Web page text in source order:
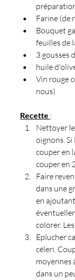
Farine (de
Bouquet
feuilles de
3 gousses
huile
Vin rouge
nous)
Recette :
Nettoyer
oignons.
couper en
couper en
Faire
dans une
en
colorer.
Eplucher
céleri.
moyennes
dans un